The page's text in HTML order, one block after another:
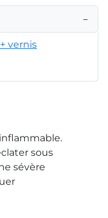
−
vernis
sous
sévère